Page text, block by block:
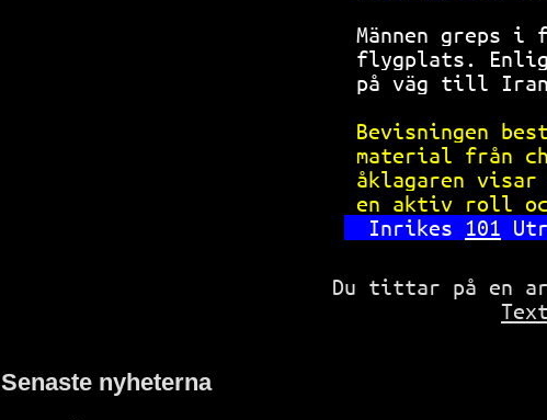
Männen greps i
flygplats.
på väg till
Bevisningen
material från
åklagaren
en aktiv roll
Inrikes 101
Du tittar på en
Senaste nyheterna